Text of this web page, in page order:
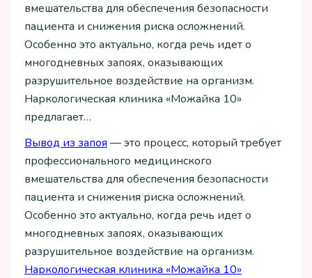
вмешательства для обеспечения безопасности
пациента и снижения риска осложнений.
Особенно это актуально, когда речь идет о
многодневных запоях, оказывающих
разрушительное воздействие на организм.
Наркологическая клиника «Можайка 10»
предлагает…
Вывод из запоя — это процесс, который требует
профессионального медицинского
вмешательства для обеспечения безопасности
пациента и снижения риска осложнений.
Особенно это актуально, когда речь идет о
многодневных запоях, оказывающих
разрушительное воздействие на организм.
Наркологическая клиника «Можайка 10»